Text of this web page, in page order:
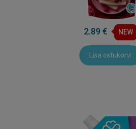
2.89 € NEW
Lisa ostukorvi